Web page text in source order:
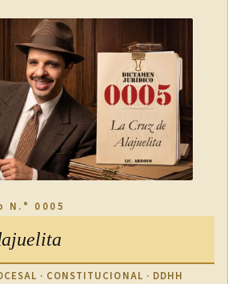
0005
· CONSTITUCIONAL · DDHH